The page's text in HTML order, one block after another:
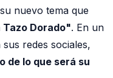
nuevo tema que
Tazo Dorado". En un
redes sociales,
de lo que será su